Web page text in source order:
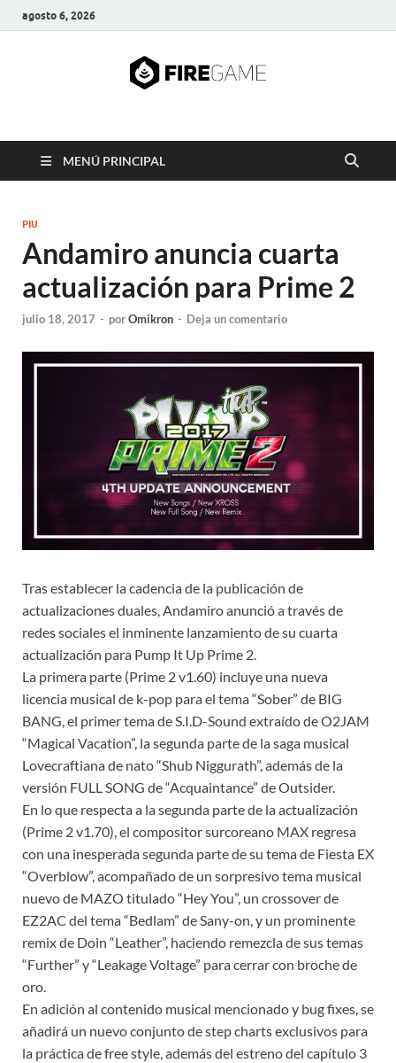
agosto 6, 2026
FIRE GAME
MENÚ PRINCIPAL
PIU
Andamiro anuncia cuarta
actualización para Prime 2
julio 18, 2017 - porOmikron - Deja un comentario
Tras establecer la cadencia de la publicación de
actualizaciones duales, Andamiro anunció a través de
redes sociales el inminente lanzamiento de su cuarta
actualización para Pump It Up Prime 2.
La primera parte (Prime 2 v1.60) incluye una nueva
licencia musical de k-pop para el tema “Sober” de BIG
BANG, el primer tema de S.I.D-Sound extraído de O2JAM
“Magical Vacation”, la segunda parte de la saga musical
Lovecraftiana de nato “Shub Niggurath”, además de la
versión FULL SONG de “Acquaintance” de Outsider.
En lo que respecta a la segunda parte de la actualización
(Prime 2 v1.70), el compositor surcoreano MAX regresa
con una inesperada segunda parte de su tema de Fiesta EX
“Overblow”, acompañado de un sorpresivo tema musical
nuevo de MAZO titulado “Hey You”, un crossover de
EZ2AC del tema “Bedlam” de Sany-on, y un prominente
remix de Doin “Leather”, haciendo remezcla de sus temas
“Further” y “Leakage Voltage” para cerrar con broche de
oro.
En adición al contenido musical mencionado y bug fixes, se
añadirá un nuevo conjunto de step charts exclusivos para
la práctica de free style, además del estreno del capítulo 3